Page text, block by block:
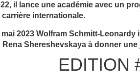
il lance une académie avec un
carrière internationale.
mai 2023 Wolfram Schmitt-
Rena Shereshevskaya à donner
EDITION